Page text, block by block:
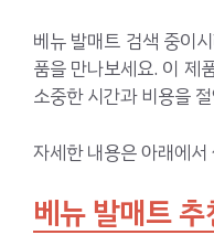
베뉴 발매트 검색 중이
품을 만나보세요. 이 제
소중한 시간과 비용을
자세한 내용은 아래에서
베뉴 발매트